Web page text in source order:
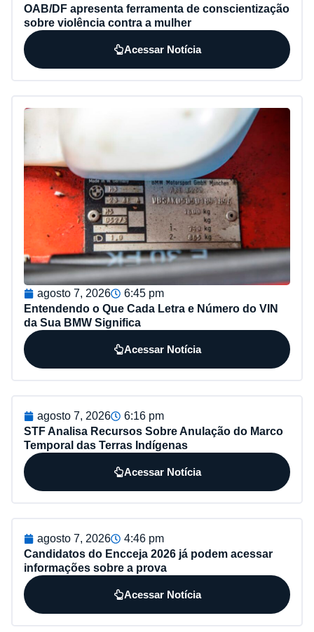
OAB/DF apresenta ferramenta de conscientização
sobre violência contra a mulher
Acessar Notícia
agosto 7, 2026
6:45 pm
Entendendo o Que Cada Letra e Número do VIN
da Sua BMW Significa
Acessar Notícia
agosto 7, 2026
6:16 pm
STF Analisa Recursos Sobre Anulação do Marco
Temporal das Terras Indígenas
Acessar Notícia
agosto 7, 2026
4:46 pm
Candidatos do Encceja 2026 já podem acessar
informações sobre a prova
Acessar Notícia